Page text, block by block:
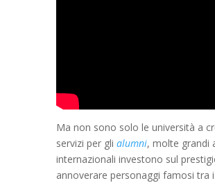
Ma non sono solo le università a
servizi per gli alumni, molte grandi
internazionali investono sul
annoverare personaggi famosi tra